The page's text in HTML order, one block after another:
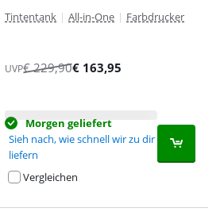
Tintentank | All-in-One | Farbdrucker
UVP€229,90€ 163,95
Morgen geliefert
Sieh nach, wie schnell wir zu dir
liefern
Vergleichen